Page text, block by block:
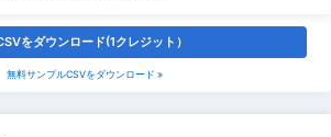
をダウンロード(1クレジット）
無料サンプルCSVをダウンロード »